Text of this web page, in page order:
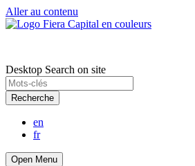
Aller au contenu
Desktop Search on site
Recherche
en
fr
Open Menu